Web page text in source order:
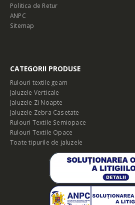
Politica de Retur
ANPC
Sitemap
CATEGORII PRODUSE
Rulouri textile geam
Jaluzele Verticale
Jaluzele Zi Noapte
Jaluzele Zebra Casetate
Rulouri Textile Semiopace
Rulouri Textile Opace
Toate tipurile de jaluzele